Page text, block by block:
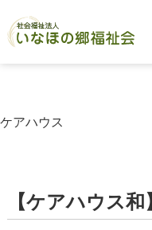
ケアハウス
【ケアハウス